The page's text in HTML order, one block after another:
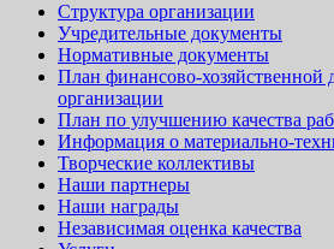
Структура организации
Учредительные документы
Нормативные документы
План финансово-хозяйственной
организации
План по улучшению качества
Информация о материально-
Творческие коллективы
Наши партнеры
Наши награды
Независимая оценка качества